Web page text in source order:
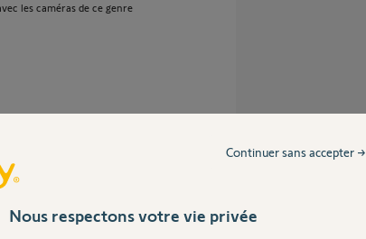
les caméras de ce genre
du téléphone. Mais
constamment
). L’autre solution est de
l’alarme ! Ces
Nous respectons votre vie privée
Continuer sans accepter →